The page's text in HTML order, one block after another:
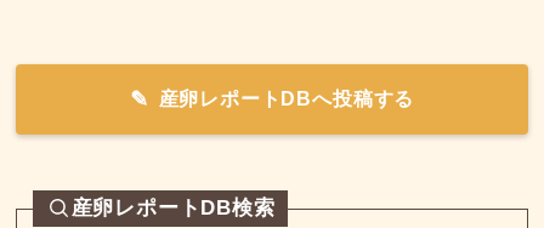
産卵レポートDBへ投稿する
産卵レポートDB検索